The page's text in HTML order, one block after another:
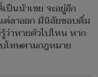
ป็นน้าเขย จะอยู่อีก
ต่ลาออก มีนิสัยชอบดื่ม
ว่าหายตัวไปไหน หาก
บโทษตามกฎหมาย